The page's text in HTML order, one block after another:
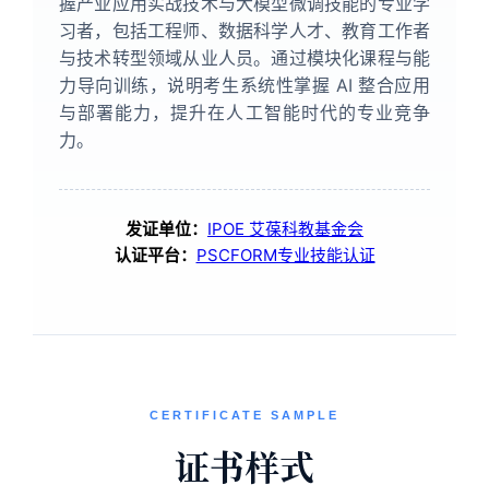
习者，包括工程师、数据科学人才、教育工作者
与技术转型领域从业人员。通过模块化课程与能
力导向训练，说明考生系统性掌握 AI 整合应用
与部署能力，提升在人工智能时代的专业竞争
力。
发证单位： IPOE 艾葆科教基金会
认证平台： PSCFORM专业技能认证
CERTIFICATE SAMPLE
证书样式